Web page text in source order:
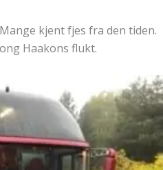
kjent fjes fra den tiden.
Haakons flukt.